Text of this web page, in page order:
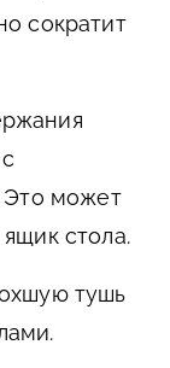
сократит
Это может
стола.
тушь